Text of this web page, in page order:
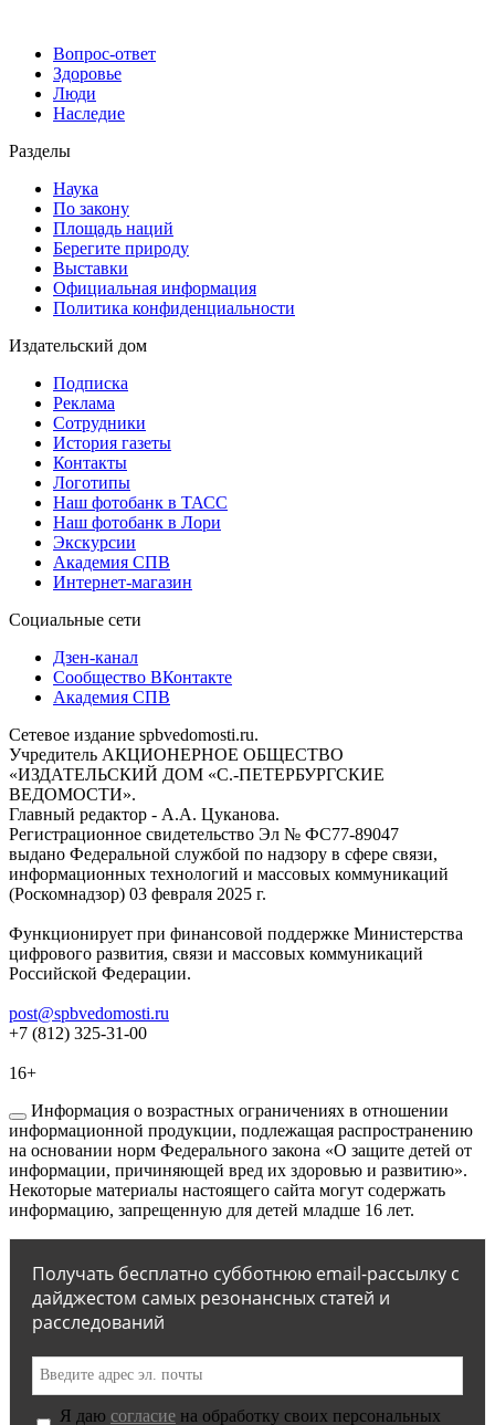
Вопрос-ответ
Здоровье
Люди
Наследие
Разделы
Наука
По закону
Площадь наций
Берегите природу
Выставки
Официальная информация
Политика конфиденциальности
Издательский дом
Подписка
Реклама
Сотрудники
История газеты
Контакты
Логотипы
Наш фотобанк в ТАСС
Наш фотобанк в Лори
Экскурсии
Академия СПВ
Интернет-магазин
Социальные сети
Дзен-канал
Сообщество ВКонтакте
Академия СПВ
Сетевое издание spbvedomosti.ru.
Учредитель АКЦИОНЕРНОЕ ОБЩЕСТВО
«ИЗДАТЕЛЬСКИЙ ДОМ «С.-ПЕТЕРБУРГСКИЕ
ВЕДОМОСТИ».
Главный редактор - А.А. Цуканова.
Регистрационное свидетельство Эл № ФС77-89047
выдано Федеральной службой по надзору в сфере связи,
информационных технологий и массовых коммуникаций
(Роскомнадзор) 03 февраля 2025 г.
Функционирует при финансовой поддержке Министерства
цифрового развития, связи и массовых коммуникаций
Российской Федерации.
post@spbvedomosti.ru
+7 (812) 325-31-00
16+
Информация о возрастных ограничениях в отношении
информационной продукции, подлежащая распространению
на основании норм Федерального закона «О защите детей от
информации, причиняющей вред их здоровью и развитию».
Некоторые материалы настоящего сайта могут содержать
информацию, запрещенную для детей младше 16 лет.
Получать бесплатно субботнюю email-рассылку с
дайджестом самых резонансных статей и
расследований
Я даю согласие на обработку своих персональных